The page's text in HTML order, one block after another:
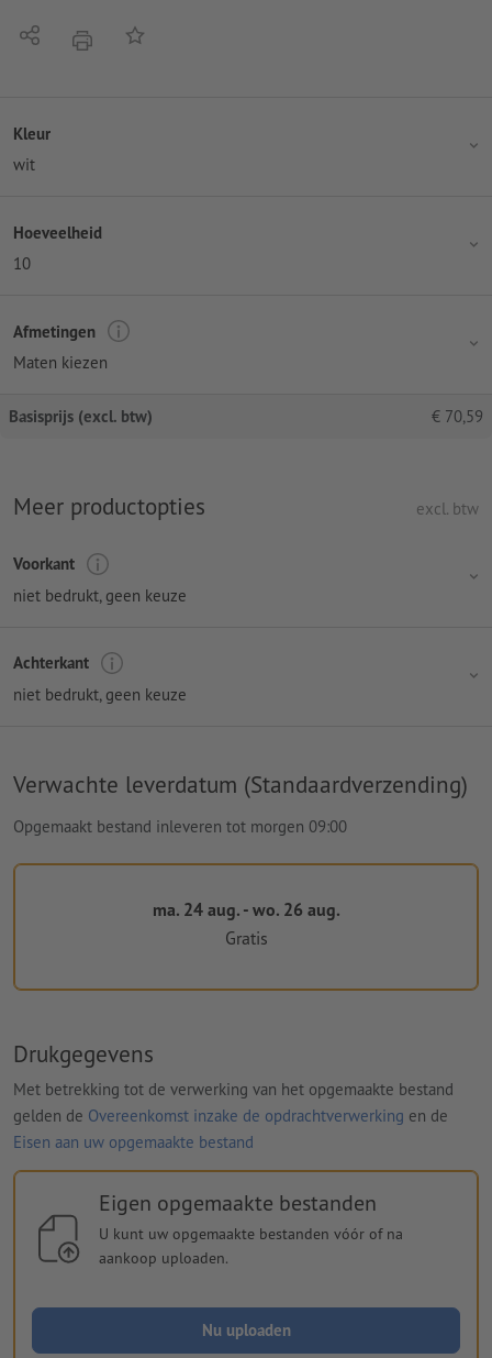
Delen afdrukkenOp de lijst
Kleur
wit
Hoeveelheid
10
Afmetingen
Maten kiezen
Basisprijs (excl. btw) € 70,59
Meer productopties excl. btw
Voorkant
niet bedrukt, geen keuze
Achterkant
niet bedrukt, geen keuze
Verwachte leverdatum (Standaardverzending)
Opgemaakt bestand inleveren tot morgen 09:00
ma. 24 aug. - wo. 26 aug.
Gratis
Drukgegevens
Met betrekking tot de verwerking van het opgemaakte bestand
gelden de Overeenkomst inzake de opdrachtverwerking en de
Eisen aan uw opgemaakte bestand
Eigen opgemaakte bestanden
U kunt uw opgemaakte bestanden vóór of na
aankoop uploaden.
Nu uploaden